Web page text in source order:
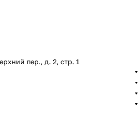
пер., д. 2, стр. 1